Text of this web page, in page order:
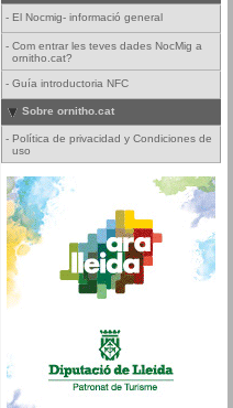
- El Nocmig- informació general
- Com entrar les teves dades NocMig a
ornitho.cat?
- Guía introductoria NFC
Sobre ornitho.cat
- Política de privacidad y Condiciones de
uso